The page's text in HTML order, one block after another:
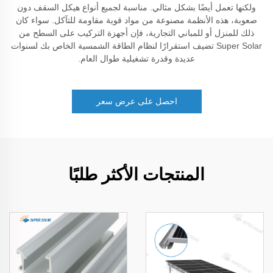
ولكنها تعمل أيضًا بشكل مثالي. مناسبة لجميع أنواع هيكل السقف دون
صعوبة، هذه الأنظمة مصنوعة من مواد قوية مقاومة للتآكل. سواء كان
ذلك للمنزل أو للمباني التجارية، فإن أجهزة التركيب على السطح من
Super Solar تضيف استقرارًا لنظام الطاقة الشمسية الخاص بك لسنوات
عديدة وقدرة تشغيلية طوال العام.
احصل على عرض سعر
المنتجات الأكثر طلبًا